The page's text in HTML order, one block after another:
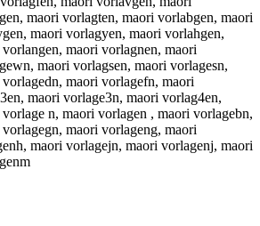
maori vorlagten, maori vorlabgen, maori
maori vorlagyen, maori vorlahgen,
maori vorlagnen, maori
maori vorlagsen, maori vorlagesn,
maori vorlagefn, maori
maori vorlage3n, maori vorlag4en,
n, maori vorlagen , maori vorlagebn,
maori vorlageng, maori
maori vorlagejn, maori vorlagenj, maori